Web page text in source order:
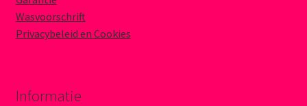
Wasvoorschrift
Privacybeleid en Cookies
Informatie